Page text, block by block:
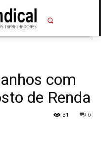
com
de Renda
0
31